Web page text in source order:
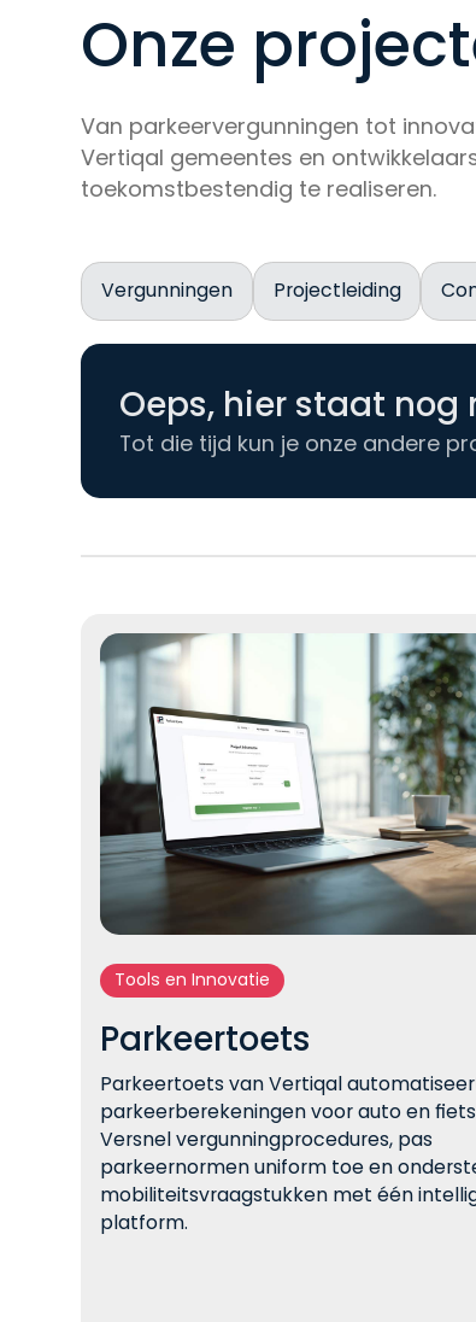
Onze
Van parkeervergunningen tot
Vertiqal gemeentes en
toekomstbestendig te realiseren.
Vergunningen Projectleiding
Oeps, hier staat nog
Tot die tijd kun je onze andere
Tools en Innovatie
Parkeertoets
Parkeertoets van Vertiqal
parkeerberekeningen voor auto en
Versnel vergunningprocedures, pas
parkeernormen uniform toe en
mobiliteitsvraagstukken met één
platform.